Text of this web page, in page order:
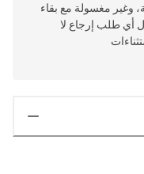
وغير مغسولة مع بقاء
أي طلب إرجاع لا